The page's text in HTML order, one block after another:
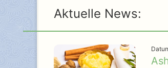
Aktuelle News: